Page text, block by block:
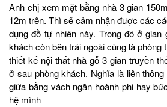
Anh chị xem mặt bằng nhà 3 gian
12m trên. Thì sẽ cảm nhận được các
dụng đồ tự nhiên này. Trong đó ở gian
khách còn bên trái ngoài cùng là
thiết kế nội thất nhà gỗ 3 gian truyền
ở sau phòng khách. Nghĩa là liên
giữa bằng vách ngăn hoành phi hay
hệ mình